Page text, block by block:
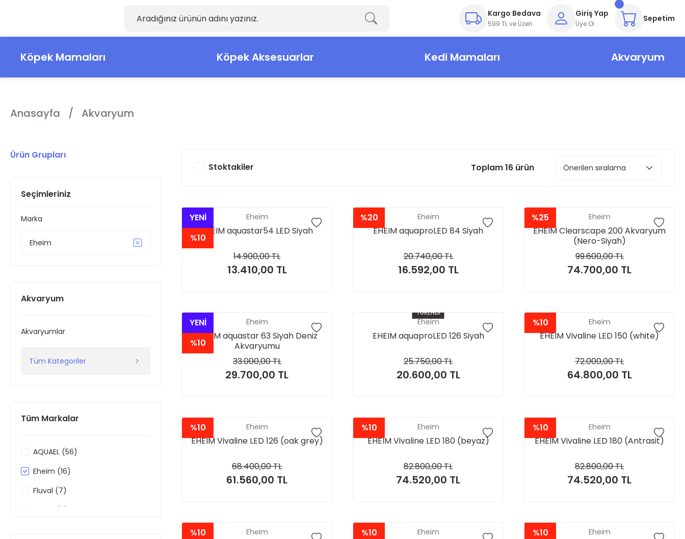
Kargo Bedava
599 TL ve Üzeri
Giriş Yap
Üye Ol
Sepetim
Köpek Mamaları Köpek Aksesuarlar Kedi Mamaları Akvaryum
Anasayfa Akvaryum
Ürün Grupları
Seçimleriniz
Marka
Eheim
Akvaryum
Akvaryumlar
Tüm Kategoriler
Tüm Markalar
AQUAEL (56)
Eheim (16)
Fluval (7)
Stoktakiler Toplam 16 ürün
YENİ
%10
Eheim
EHEIM aquastar54 LED Siyah
14.900,00 TL
13.410,00 TL
%20 Eheim
EHEIM aquaproLED 84 Siyah
20.740,00 TL
16.592,00 TL
%25 Eheim
EHEIM Clearscape 200 Akvaryum
(Nero-Siyah)
99.600,00 TL
74.700,00 TL
YENİ
%10
Eheim
EHEIM aquastar 63 Siyah Deniz
Akvaryumu
33.000,00 TL
29.700,00 TL
TÜKENDİ
Eheim
EHEIM aquaproLED 126 Siyah
25.750,00 TL
20.600,00 TL
%10 Eheim
EHEIM Vivaline LED 150 (white)
72.000,00 TL
64.800,00 TL
%10 Eheim
EHEIM Vivaline LED 126 (oak grey)
68.400,00 TL
61.560,00 TL
%10 Eheim
EHEIM Vivaline LED 180 (beyaz)
82.800,00 TL
74.520,00 TL
%10 Eheim
EHEIM Vivaline LED 180 (Antrasit)
82.800,00 TL
74.520,00 TL
%10 Eheim %10 Eheim %10 Eheim